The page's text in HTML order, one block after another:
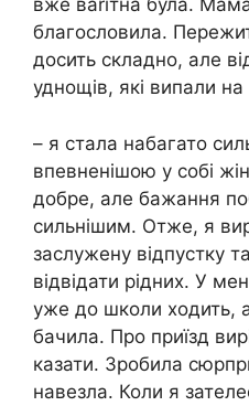
вже ваrітна була.
благословила.
досить складно, але
уднощів, які випали
– я стала набагато
впевненішою у собі
добре, але бажання
сильнішим. Отже, я
заслужену відпустку
відвідати рідних. У
уже до школи ходить,
бачила. Про приїзд
казати. Зробила
навезла. Коли я